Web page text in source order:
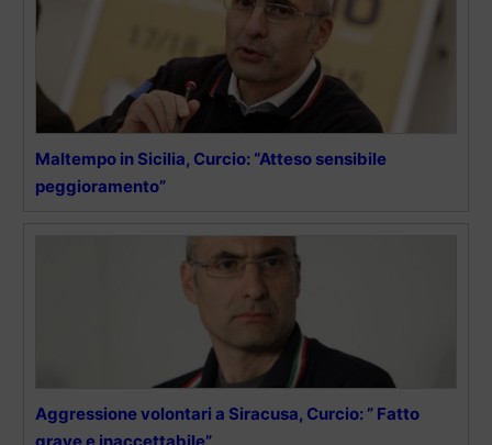
Maltempo in Sicilia, Curcio: “Atteso sensibile
peggioramento”
Aggressione volontari a Siracusa, Curcio: ” Fatto
grave e inaccettabile”